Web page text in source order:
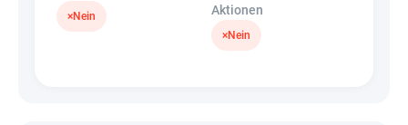
×Nein
Aktionen
×Nein